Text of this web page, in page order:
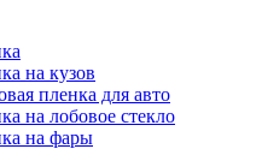
на кузов
пленка для авто
на лобовое стекло
на фары